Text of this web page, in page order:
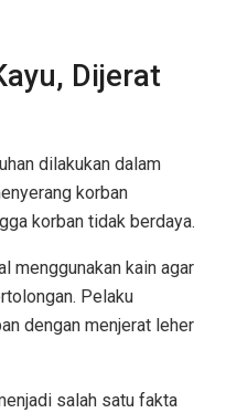
Dijerat
dilakukan dalam
korban
korban tidak berdaya.
menggunakan kain agar
Pelaku
dengan menjerat leher
salah satu fakta